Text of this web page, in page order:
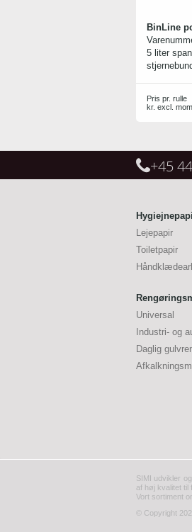
BinLine
5 liter
Pris pr. rulle
kr. excl.
+45
Lejepapir
Toiletpapir
Universal
Industri- og
Daglig
SIMI udvikler
af høj kvalitet til
Vort sortiment
© Copyright